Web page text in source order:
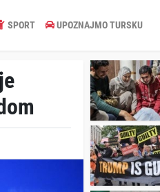
SPORT UPOZNAJMO TURSKU